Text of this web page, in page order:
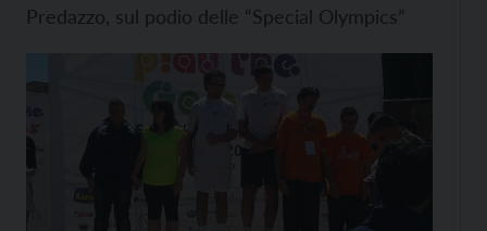
Predazzo, sul podio delle “Special Olympics”